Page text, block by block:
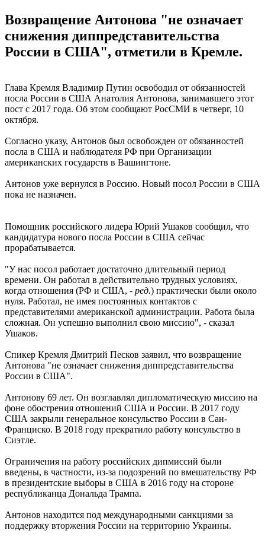
Возвращение Антонова "не означает
снижения диппредставительства
России в США", отметили в Кремле.
Глава Кремля Владимир Путин освободил от обязанностей
посла России в США Анатолия Антонова, занимавшего этот
пост с 2017 года. Об этом сообщают РосСМИ в четверг, 10
октября.
Согласно указу, Антонов был освобожден от обязанностей
посла в США и наблюдателя РФ при Организации
американских государств в Вашингтоне.
Антонов уже вернулся в Россию. Новый посол России в США
пока не назначен.
Помощник российского лидера Юрий Ушаков сообщил, что
кандидатура нового посла России в США сейчас
прорабатывается.
"У нас посол работает достаточно длительный период
времени. Он работал в действительно трудных условиях,
когда отношения (РФ и США, - ред.) практически были около
нуля. Работал, не имея постоянных контактов с
представителями американской администрации. Работа была
сложная. Он успешно выполнил свою миссию", - сказал
Ушаков.
Спикер Кремля Дмитрий Песков заявил, что возвращение
Антонова "не означает снижения диппредставительства
России в США".
Антонову 69 лет. Он возглавлял дипломатическую миссию на
фоне обострения отношений США и России. В 2017 году
США закрыли генеральное консульство России в Сан-
Франциско. В 2018 году прекратило работу консульство в
Сиэтле.
Ограничения на работу российских дипмиссий были
введены, в частности, из-за подозрений по вмешательству РФ
в президентские выборы в США в 2016 году на стороне
республиканца Дональда Трампа.
Антонов находится под международными санкциями за
поддержку вторжения России на территорию Украины.